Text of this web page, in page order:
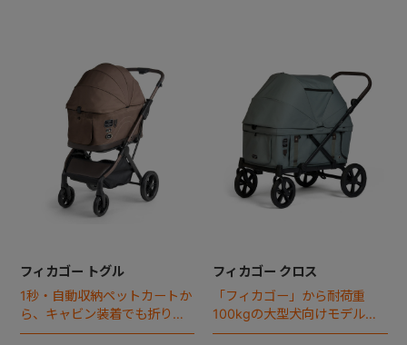
フィカゴー トグル
1秒・自動収納ペットカートか
ら、キャビン装着でも折りた
ためるモデルが登場！
フィカゴー クロス
「フィカゴー」から耐荷重
100kgの大型犬向けモデルが
登場。